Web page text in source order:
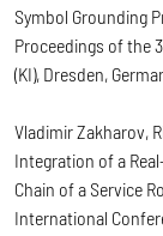
Symbol Grounding
Proceedings of the
(KI), Dresden,
Vladimir Zakharov,
Integration of a
Chain of a Service
International